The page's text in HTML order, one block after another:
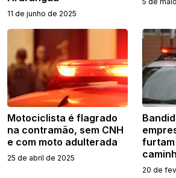
11 de junho de 2025
Motociclista é flagrado
na contramão, sem CNH
e com moto adulterada
25 de abril de 2025
furtam
20 de